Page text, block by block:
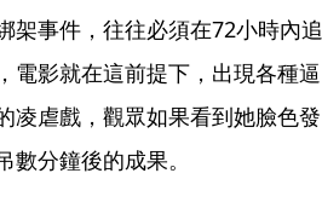
架事件，往往必須在72小時內追
電影就在這前提下，出現各種逼
凌虐戲，觀眾如果看到她臉色發
分鐘後的成果。